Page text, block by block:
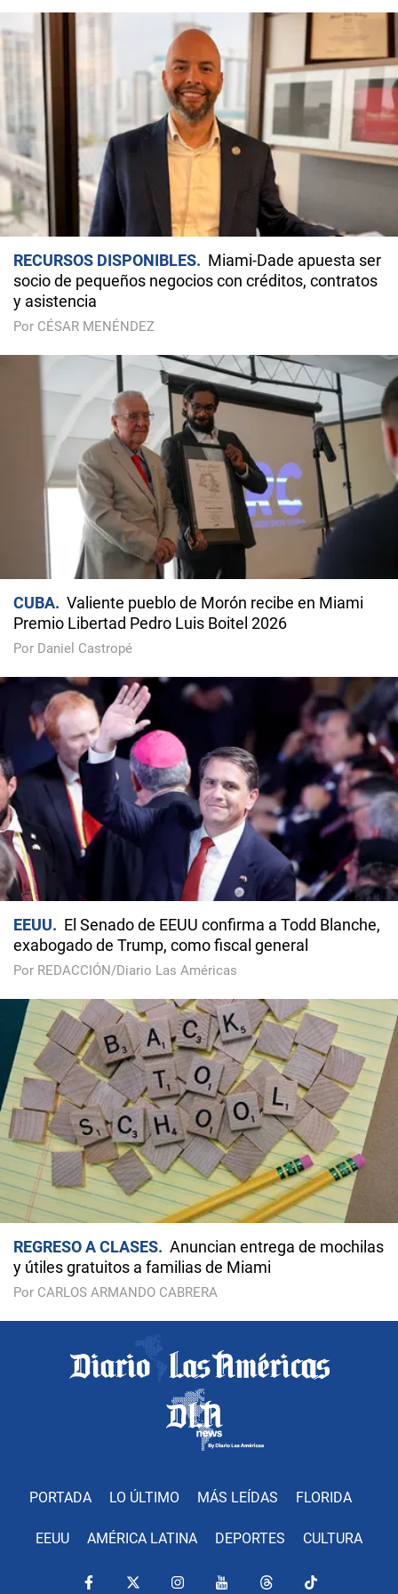
RECURSOS DISPONIBLES
Miami-Dade apuesta ser
socio de pequeños negocios con créditos, contratos
y asistencia
Por CÉSAR MENÉNDEZ
CUBA
Valiente pueblo de Morón recibe en Miami
Premio Libertad Pedro Luis Boitel 2026
Por Daniel Castropé
EEUU
El Senado de EEUU confirma a Todd Blanche,
exabogado de Trump, como fiscal general
Por REDACCIÓN/Diario Las Américas
REGRESO A CLASES
Anuncian entrega de mochilas
y útiles gratuitos a familias de Miami
Por CARLOS ARMANDO CABRERA
PORTADA LO ÚLTIMO MÁS LEÍDAS FLORIDA
EEUU AMÉRICA LATINA DEPORTES CULTURA